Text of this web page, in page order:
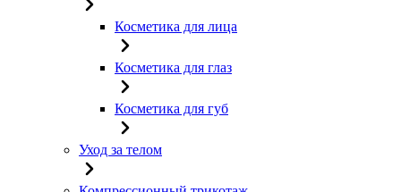
Косметика для лица
Косметика для глаз
Косметика для губ
Уход за телом